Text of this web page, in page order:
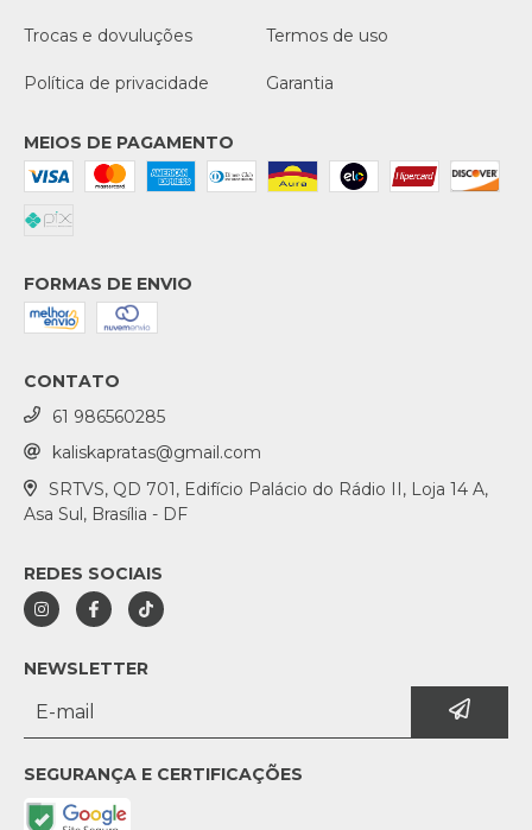
Trocas e dovuluções Termos de uso
Política de privacidade Garantia
MEIOS DE PAGAMENTO
FORMAS DE ENVIO
CONTATO
61 986560285
kaliskapratas@gmail.com
SRTVS, QD 701, Edifício Palácio do Rádio II, Loja 14 A,
Asa Sul, Brasília - DF
REDES SOCIAIS
NEWSLETTER
SEGURANÇA E CERTIFICAÇÕES